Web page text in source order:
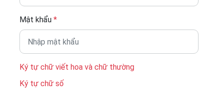
Mật khẩu *
Ký tự chữ viết hoa và chữ thường
Ký tự chữ số